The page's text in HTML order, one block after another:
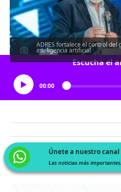
ADRES fortalece el control del
inteligencia artificial
Escucha el
00:00
Únete a nuestro
Las noticias más